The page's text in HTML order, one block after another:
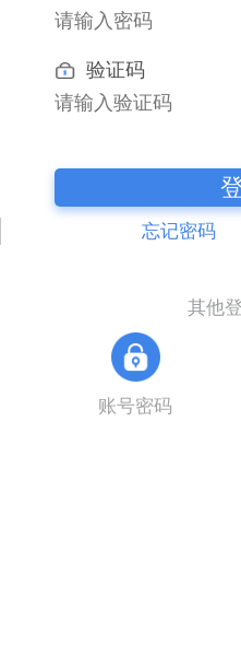
验证码
忘记密码
其他
账号密码